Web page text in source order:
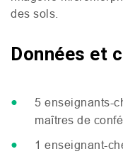
des sols.
Données et
5 enseignants-
maîtres de
1 enseignant-